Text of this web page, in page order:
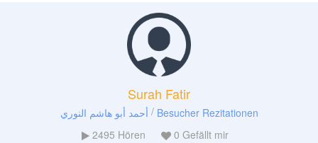
Surah Fatir
أحمد أبو هاشم النوري / Besucher Rezitationen
2495 Hören 0 Gefällt mir